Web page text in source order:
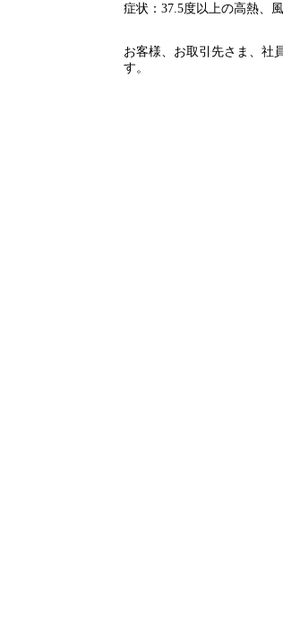
症状：37.5度以上の高熱、
お客様、お取引先さま、社
す。